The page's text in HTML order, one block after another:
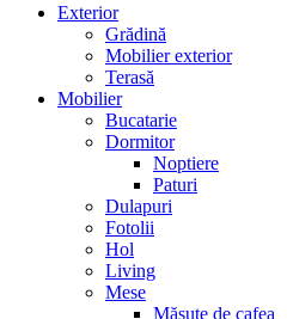
Exterior
Grădină
Mobilier exterior
Terasă
Mobilier
Bucatarie
Dormitor
Noptiere
Paturi
Dulapuri
Fotolii
Hol
Living
Mese
Măsuțe de cafea